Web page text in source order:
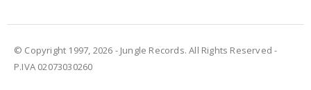
© Copyright 1997, 2026 - Jungle Records. All Rights Reserved -
P.IVA 02073030260